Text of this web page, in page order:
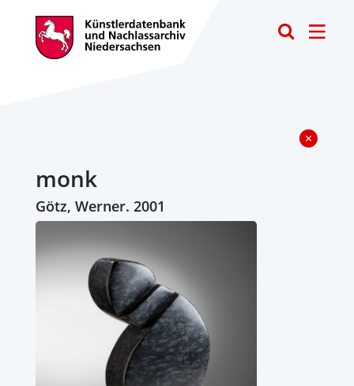
monk
Götz, Werner. 2001